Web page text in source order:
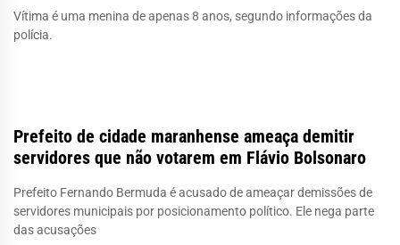
Vítima é uma menina de apenas 8 anos, segundo informações da
polícia.
Prefeito de cidade maranhense ameaça demitir
servidores que não votarem em Flávio Bolsonaro
Prefeito Fernando Bermuda é acusado de ameaçar demissões de
servidores municipais por posicionamento político. Ele nega parte
das acusações